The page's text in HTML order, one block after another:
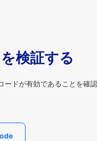
検証する
ードが有効であることを確